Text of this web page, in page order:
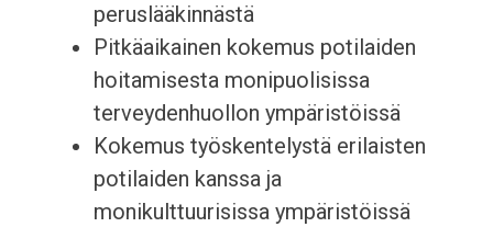
peruslääkinnästä
Pitkäaikainen kokemus potilaiden
hoitamisesta monipuolisissa
terveydenhuollon ympäristöissä
Kokemus työskentelystä erilaisten
potilaiden kanssa ja
monikulttuurisissa ympäristöissä